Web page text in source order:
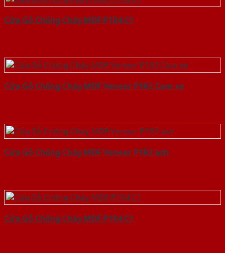
Cửa Gỗ Chống Cháy MDF P1R4 C1
Cửa Gỗ Chống Cháy MDF Veneer P1R2 Cam xe
Cửa Gỗ Chống Cháy MDF Veneer P1R2 ash
Cửa Gỗ Chống Cháy MDF P1R4 C1